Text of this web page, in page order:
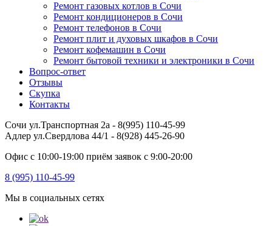
Ремонт газовых котлов в Сочи
Ремонт кондиционеров в Сочи
Ремонт телефонов в Сочи
Ремонт плит и духовых шкафов в Сочи
Ремонт кофемашин в Сочи
Ремонт бытовой техники и электроники в Сочи
Вопрос-ответ
Отзывы
Скупка
Контакты
Сочи ул.Транспортная 2а - 8(995) 110-45-99
Адлер ул.Свердлова 44/1 - 8(928) 445-26-90
Офис с 10:00-19:00 приём заявок с 9:00-20:00
8 (995) 110-45-99
Мы в социальных сетях